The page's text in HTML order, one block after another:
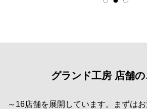
グランド工房 店舗
～16店舗を展開しています。まずは